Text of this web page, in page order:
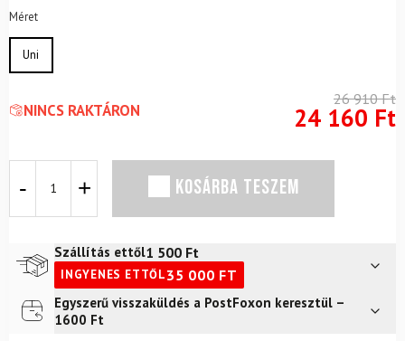
Méret
Uni
NINCS RAKTÁRON
26 910Ft
24 160 Ft
GOLDBERGH
mennyiség
KOSÁRBA TESZEM
Szállítás ettől1 500 Ft
INGYENES ETTŐL35 000 FT
Futár a címre2 400
Egyszerű visszaküldés a PostFoxon keresztül –
1600 Ft